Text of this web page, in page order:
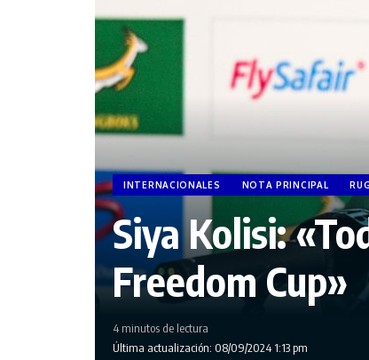
INTERNACIONALES NOTA PRINCIPAL
Siya Kolisi:
Freedom Cup»
Última actualización: 08/09/2024 1:13 pm
4 minutos de lectura